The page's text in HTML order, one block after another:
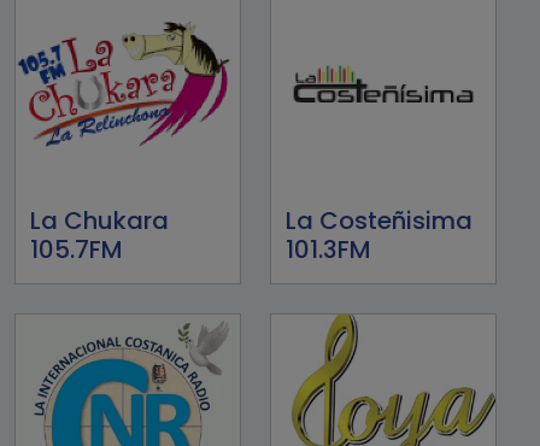
La Chukara
105.7FM
La Costeñisima
101.3FM